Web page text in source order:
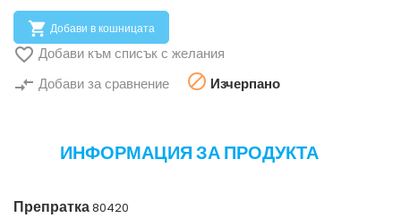
 Добави в кошницата
 Добави към списък с желания
compare_arrows Добави за сравнение  Изчерпано
ИНФОРМАЦИЯ ЗА ПРОДУКТА
Препратка80420